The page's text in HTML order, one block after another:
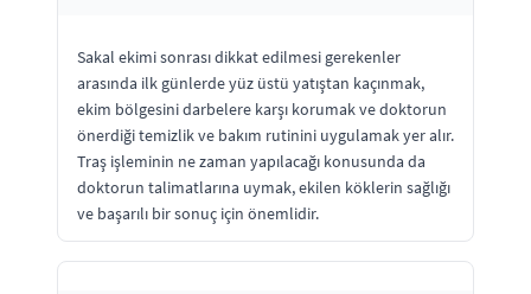
Sakal ekimi sonrası dikkat edilmesi gerekenler
arasında ilk günlerde yüz üstü yatıştan kaçınmak,
ekim bölgesini darbelere karşı korumak ve doktorun
önerdiği temizlik ve bakım rutinini uygulamak yer alır.
Traş işleminin ne zaman yapılacağı konusunda da
doktorun talimatlarına uymak, ekilen köklerin sağlığı
ve başarılı bir sonuç için önemlidir.